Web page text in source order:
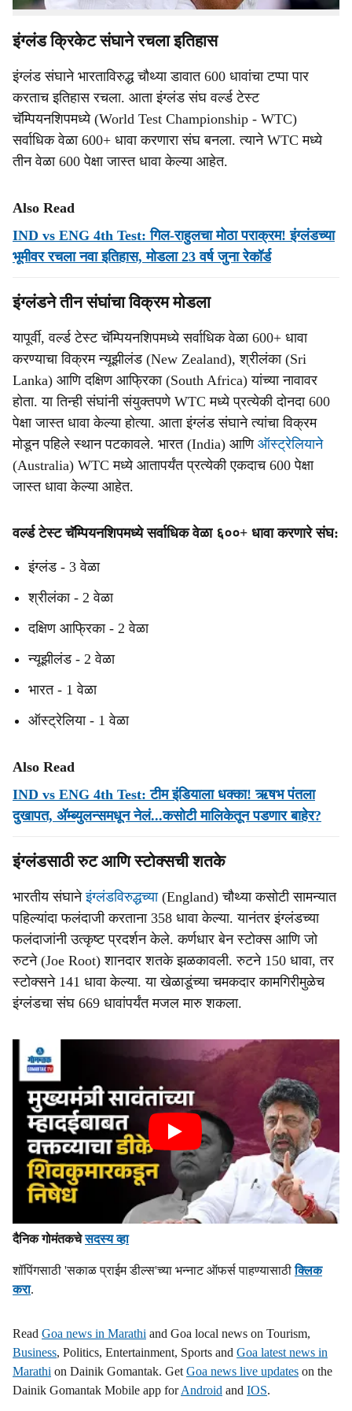
इंग्लंड क्रिकेट संघाने रचला इतिहास
इंग्लंड संघाने भारताविरुद्ध चौथ्या डावात 600 धावांचा टप्पा पार
करताच इतिहास रचला. आता इंग्लंड संघ वर्ल्ड टेस्ट
चॅम्पियनशिपमध्ये (World Test Championship - WTC)
सर्वाधिक वेळा 600+ धावा करणारा संघ बनला. त्याने WTC मध्ये
तीन वेळा 600 पेक्षा जास्त धावा केल्या आहेत.
Also Read
IND vs ENG 4th Test: गिल-राहुलचा मोठा पराक्रम! इंग्लंडच्या
भूमीवर रचला नवा इतिहास, मोडला 23 वर्ष जुना रेकॉर्ड
इंग्लंडने तीन संघांचा विक्रम मोडला
यापूर्वी, वर्ल्ड टेस्ट चॅम्पियनशिपमध्ये सर्वाधिक वेळा 600+ धावा
करण्याचा विक्रम न्यूझीलंड (New Zealand), श्रीलंका (Sri
Lanka) आणि दक्षिण आफ्रिका (South Africa) यांच्या नावावर
होता. या तिन्ही संघांनी संयुक्तपणे WTC मध्ये प्रत्येकी दोनदा 600
पेक्षा जास्त धावा केल्या होत्या. आता इंग्लंड संघाने त्यांचा विक्रम
मोडून पहिले स्थान पटकावले. भारत (India) आणि ऑस्ट्रेलियाने
(Australia) WTC मध्ये आतापर्यंत प्रत्येकी एकदाच 600 पेक्षा
जास्त धावा केल्या आहेत.
वर्ल्ड टेस्ट चॅम्पियनशिपमध्ये सर्वाधिक वेळा ६००+ धावा करणारे संघ:
इंग्लंड - 3 वेळा
श्रीलंका - 2 वेळा
दक्षिण आफ्रिका - 2 वेळा
न्यूझीलंड - 2 वेळा
भारत - 1 वेळा
ऑस्ट्रेलिया - 1 वेळा
Also Read
IND vs ENG 4th Test: टीम इंडियाला धक्का! ऋषभ पंतला
दुखापत, अ‍ॅम्ब्युलन्समधून नेलं...कसोटी मालिकेतून पडणार बाहेर?
इंग्लंडसाठी रुट आणि स्टोक्सची शतके
भारतीय संघानेइंग्लंडविरुद्धच्या(England) चौथ्या कसोटी सामन्यात
पहिल्यांदा फलंदाजी करताना 358 धावा केल्या. यानंतर इंग्लंडच्या
फलंदाजांनी उत्कृष्ट प्रदर्शन केले. कर्णधार बेन स्टोक्स आणि जो
रुटने (Joe Root) शानदार शतके झळकावली. रुटने 150 धावा, तर
स्टोक्सने 141 धावा केल्या. या खेळाडूंच्या चमकदार कामगिरीमुळेच
इंग्लंडचा संघ 669 धावांपर्यंत मजल मारु शकला.
दैनिक गोमंतकचेसदस्य व्हा
शॉपिंगसाठी 'सकाळ प्राईम डील्स'च्या भन्नाट ऑफर्स पाहण्यासाठीक्लिक
करा.
Read Goa news in Marathi and Goa local news on Tourism,
Business, Politics, Entertainment, Sports and Goa latest news in
Marathi on Dainik Gomantak. Get Goa news live updates on the
Dainik Gomantak Mobile app forAndroid and IOS.